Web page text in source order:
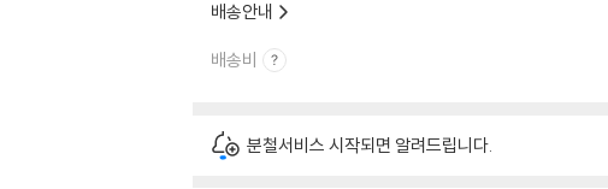
배송안내
배송비
분철서비스 시작되면 알려드립니다.